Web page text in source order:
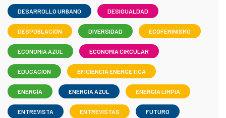
DESARROLLO URBANO DESIGUALDAD
DESPOBLACIÓN DIVERSIDAD ECOFEMINISMO
ECONOMIA AZUL ECONOMÍA CIRCULAR
EDUCACIÓN EFICIENCIA ENERGÉTICA
ENERGÍA ENERGIA AZUL ENERGÍA LIMPIA
ENTREVISTA ENTREVISTAS FUTURO